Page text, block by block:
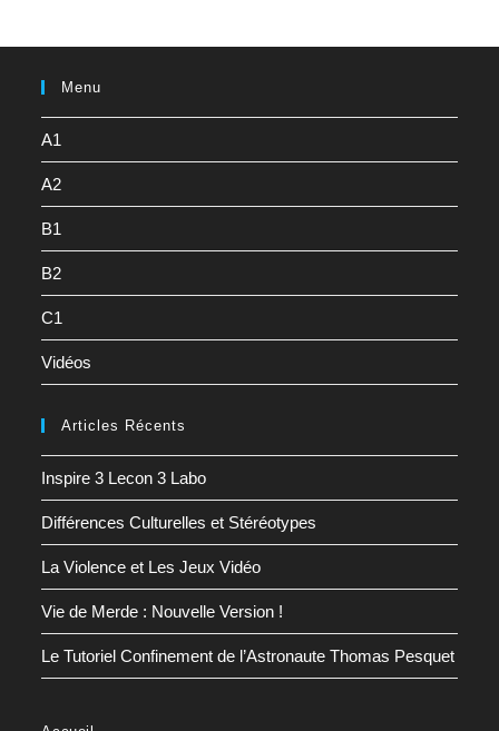
Menu
A1
A2
B1
B2
C1
Vidéos
Articles Récents
Inspire 3 Lecon 3 Labo
Différences Culturelles et Stéréotypes
La Violence et Les Jeux Vidéo
Vie de Merde : Nouvelle Version !
Le Tutoriel Confinement de l’Astronaute Thomas Pesquet